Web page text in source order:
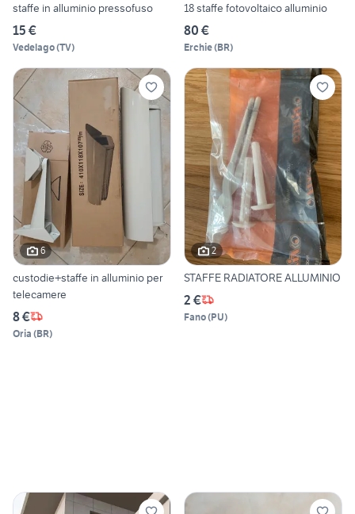
staffe in alluminio pressofuso
15 €
Vedelago(TV)
18 staffe fotovoltaico alluminio
80 €
Erchie(BR)
6
custodie+staffe in alluminio per
telecamere
8 €
Oria (BR)
2
STAFFE RADIATORE ALLUMINIO
2 €
Fano(PU)